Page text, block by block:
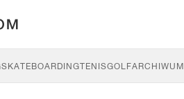
SKATEBOARDINGTENISGOLFARCHIWUM